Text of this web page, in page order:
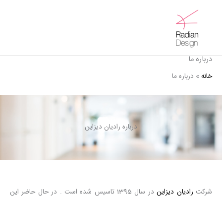
درباره ما
خانه درباره ما
درباره رادیان دیزاین
شرکت رادیان دیزاین
در سال 1395 تاسیس شده است . در حال حاضر این